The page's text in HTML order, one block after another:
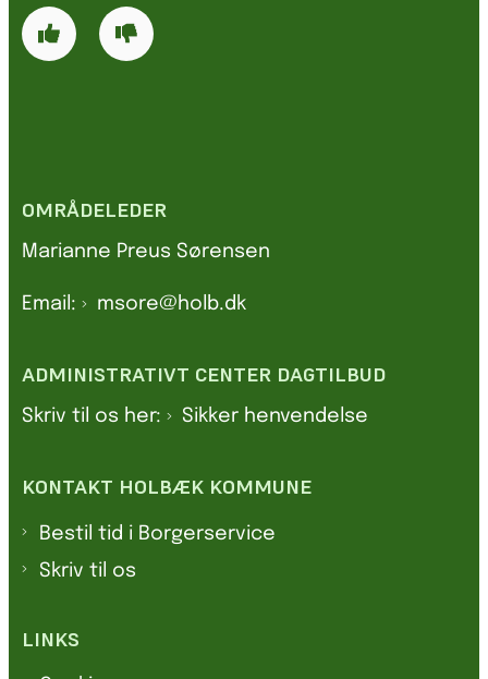
OMRÅDELEDER
Marianne Preus Sørensen
Email: msore@holb.dk
ADMINISTRATIVT CENTER DAGTILBUD
Skriv til os her: Sikker henvendelse
KONTAKT HOLBÆK KOMMUNE
Bestil tid i Borgerservice
Skriv til os
LINKS